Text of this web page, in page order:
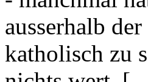
ausserhalb
katholisch zu